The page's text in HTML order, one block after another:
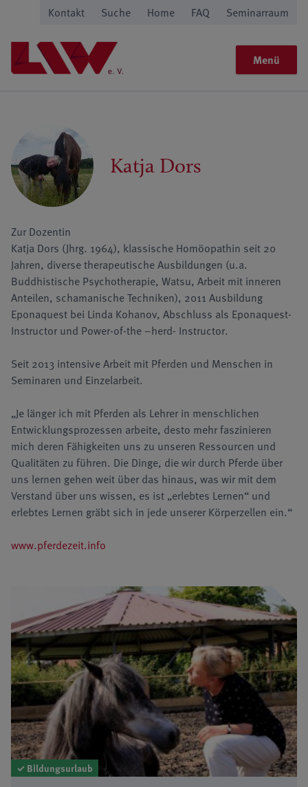
Kontakt Suche Home FAQ Seminarraum
Menü
Katja Dors
Zur Dozentin
Katja Dors (Jhrg. 1964), klassische Homöopathin seit 20
Jahren, diverse therapeutische Ausbildungen (u.a.
Buddhistische Psychotherapie, Watsu, Arbeit mit inneren
Anteilen, schamanische Techniken), 2011 Ausbildung
Eponaquest bei Linda Kohanov, Abschluss als Eponaquest-
Instructor und Power-of-the –herd- Instructor.
Seit 2013 intensive Arbeit mit Pferden und Menschen in
Seminaren und Einzelarbeit.
„Je länger ich mit Pferden als Lehrer in menschlichen
Entwicklungsprozessen arbeite, desto mehr faszinieren
mich deren Fähigkeiten uns zu unseren Ressourcen und
Qualitäten zu führen. Die Dinge, die wir durch Pferde über
uns lernen gehen weit über das hinaus, was wir mit dem
Verstand über uns wissen, es ist „erlebtes Lernen“ und
erlebtes Lernen gräbt sich in jede unserer Körperzellen ein.“
www.pferdezeit.info
✓ Bildungsurlaub